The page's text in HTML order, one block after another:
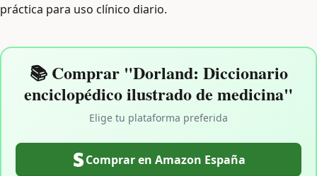
práctica para uso clínico diario.
📚 Comprar "Dorland: Diccionario
enciclopédico ilustrado de medicina"
Elige tu plataforma preferida
Comprar en Amazon España